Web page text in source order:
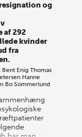
og
af 292
kvinder
fra
Bent Enig Thomas
Hanne
Bo Sommerlund